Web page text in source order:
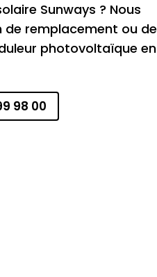
Sunways ? Nous
remplacement ou de
photovoltaïque en
98 00